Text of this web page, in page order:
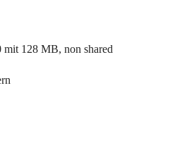
128 MB, non shared